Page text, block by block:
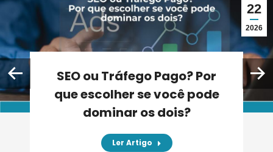
22
2026
SEO ou Tráfego Pago? Por
que escolher se você pode
dominar os dois?
Ler Artigo